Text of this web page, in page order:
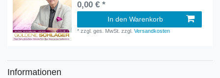
0,00 € *
In den Warenkorb
*zzgl. ges. MwSt. zzgl.Versandkosten
Informationen